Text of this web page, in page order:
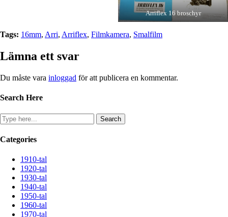
Arriflex 16 broschyr
Tags: 16mm, Arri, Arriflex, Filmkamera, Smalfilm
Lämna ett svar
Du måste vara inloggad för att publicera en kommentar.
Search Here
Categories
1910-tal
1920-tal
1930-tal
1940-tal
1950-tal
1960-tal
1970-tal